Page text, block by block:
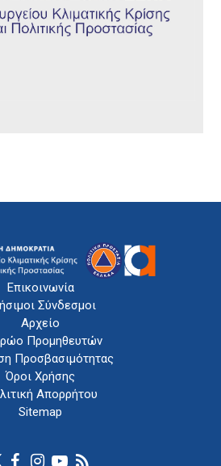
Επικοινωνία
Σύνδεσμοι
Αρχείο
Προμηθευτών
Προσβασιμότητας
Όροι Χρήσης
Απορρήτου
Sitemap